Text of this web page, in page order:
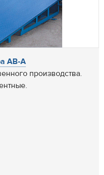
АВ-А
производства.